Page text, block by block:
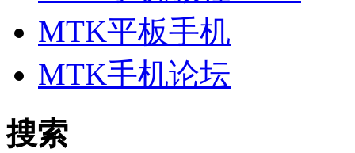
MTK平板手机
MTK手机论坛
搜索